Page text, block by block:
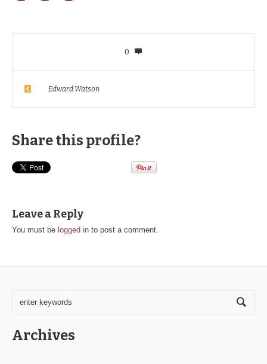
0
Edward Watson
Share this profile?
Leave a Reply
You must be logged in to post a comment.
Archives